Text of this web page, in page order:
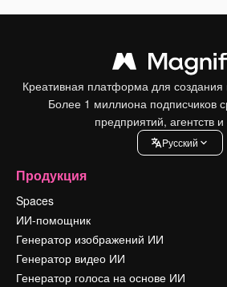
Креативная платформа для
Более 1 миллиона подписчиков
предприятий, агентств и
Pусский
Продукция
Spaces
ИИ-помощник
Генератор изображений ИИ
Генератор видео ИИ
Генератор голоса на основе ИИ